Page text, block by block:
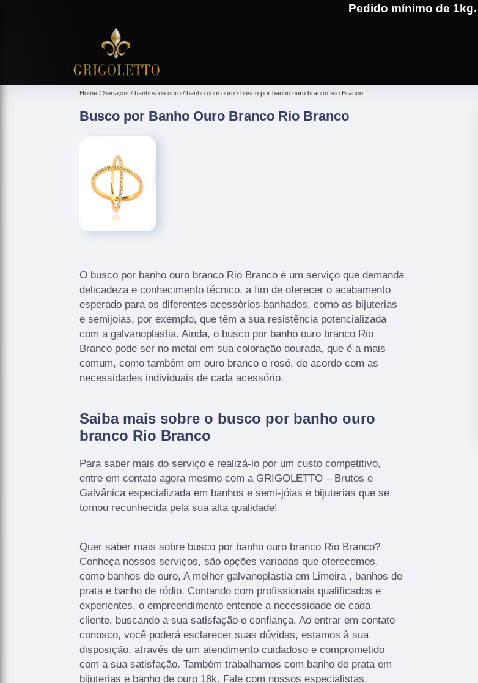
Pedido mínimo de 1kg.
(19)3701-4682
Home Serviços banhos de ouro banho com ouro busco por banho ouro branco Rio Branco
Busco por Banho Ouro Branco Rio Branco
O busco por banho ouro branco Rio Branco é um serviço que demanda
delicadeza e conhecimento técnico, a fim de oferecer o acabamento
esperado para os diferentes acessórios banhados, como as bijuterias
e semijoias, por exemplo, que têm a sua resistência potencializada
com a galvanoplastia. Ainda, o busco por banho ouro branco Rio
Branco pode ser no metal em sua coloração dourada, que é a mais
comum, como também em ouro branco e rosé, de acordo com as
necessidades individuais de cada acessório.
Saiba mais sobre o busco por banho ouro
branco Rio Branco
Para saber mais do serviço e realizá-lo por um custo competitivo,
entre em contato agora mesmo com a GRIGOLETTO – Brutos e
Galvânica especializada em banhos e semi-jóias e bijuterias que se
tornou reconhecida pela sua alta qualidade!
Quer saber mais sobre busco por banho ouro branco Rio Branco?
Conheça nossos serviços, são opções variadas que oferecemos,
como banhos de ouro, A melhor galvanoplastia em Limeira , banhos de
prata e banho de ródio. Contando com profissionais qualificados e
experientes, o empreendimento entende a necessidade de cada
cliente, buscando a sua satisfação e confiança. Ao entrar em contato
conosco, você poderá esclarecer suas dúvidas, estamos à sua
disposição, através de um atendimento cuidadoso e comprometido
com a sua satisfação. Também trabalhamos com banho de prata em
bijuterias e banho de ouro 18k. Fale com nossos especialistas.